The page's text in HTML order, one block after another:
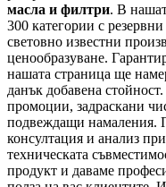
масла и филтри. В
300 категории с резервни
световно известни
ценообразуване.
нашата страница ще
данък добавена
промоции, задраскани
подвеждащи намаления.
консултация и анализ
техническата
продукт и даваме